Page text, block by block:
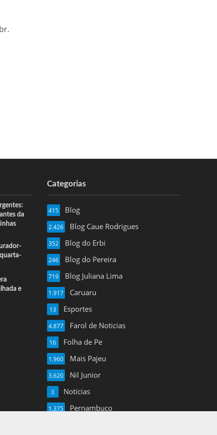
da
e
Categorias
Blog
415
Blog Caue Rodrigues
2.426
Blog do Erbi
352
Blog do Pereira
246
Blog Juliana Lima
719
Caruaru
1.917
Esportes
13
Farol de Noticias
4.877
Folha de Pe
16
Mais Pajeu
1.960
Nil Junior
3.620
Notícias
3
Pernambuco
1.375